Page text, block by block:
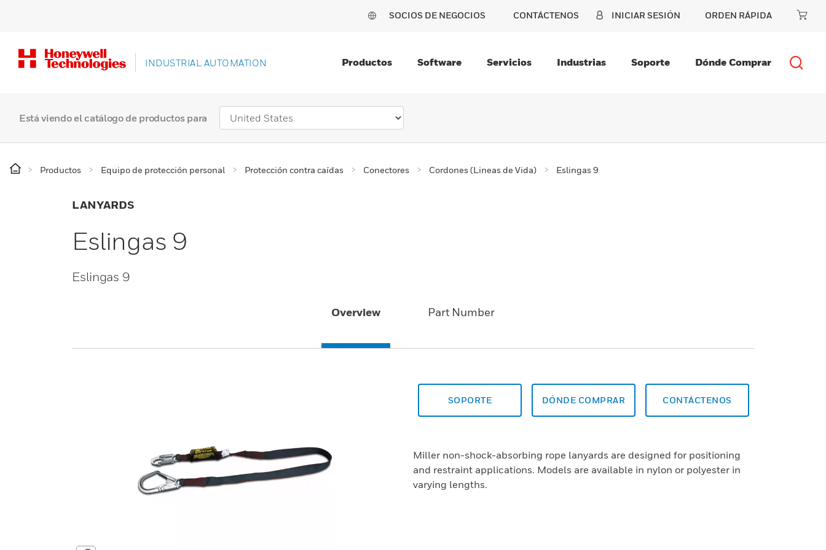
SOCIOS DE NEGOCIOS CONTÁCTENOS INICIAR SESIÓN ORDEN RÁPIDA
INDUSTRIAL AUTOMATION Productos Software Servicios Industrias Soporte Dónde Comprar
Está viendo el catálogo de productos para
Productos Equipo de protección personal Protección contra caídas Conectores Cordones (Lineas de Vida) Eslingas 9
LANYARDS
Eslingas 9
Eslingas 9
Overview Part Number
SOPORTE DÓNDE COMPRAR CONTÁCTENOS
Miller non-shock-absorbing rope lanyards are designed for positioning
and restraint applications. Models are available in nylon or polyester in
varying lengths.